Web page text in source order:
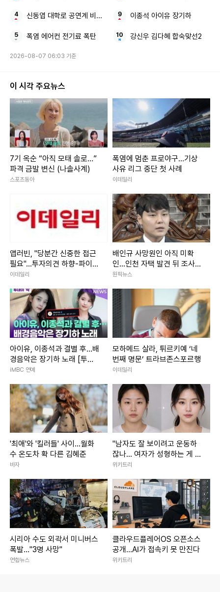
신동엽 대학로 공연계 비하 논란
폭염 에어컨 전기료 폭탄
이종석 아이유 장기하
강신우 김다혜 합숙맞선2
2026-08-07 06:03 기준
이 시각 주요뉴스
7기 옥순 “아직 모태 솔로…”
파격 금발 변신 (나솔사계)
스포츠동아
폭염에 멈춘 프로야구…기상
사유 리그 중단 첫 사례
이데일리
앱러빈, "당분간 신중한 접근
필요"...투자의견 하향-파이퍼
샌들러
이데일리
배인규 사망원인 아직 미확
인...인천 자택 발견 뒤 조사
진행
원픽뉴스
아이유, 이종석과 결별 후…배
경음악은 장기하 노래 [투데
이픽]
iMBC 연예
모하메드 살라, 튀르키예 ‘네
번째 명문’ 트라브존스포르행
이데일리
'최애'와 '킬러들' 사이...월화
수 온도차 확 다른 김혜준
바자
"남자도 잘 보이려고 운동하
잖나... 여자가 성형하는 게 대
체 왜 문제냐"
위키트리
시리아 수도 외곽서 미니버스
폭발…"3명 사망"
연합뉴스
클라우드플레어OS 오픈소스
공개…AI가 접속키 못 만진다
위키트리